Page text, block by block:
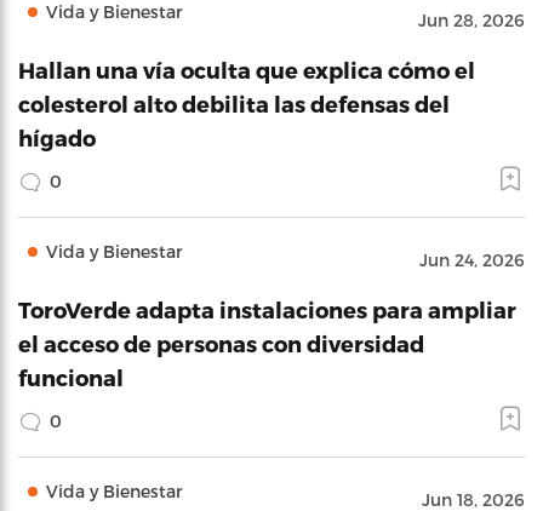
Vida y Bienestar Jun 28, 2026
Hallan una vía oculta que explica cómo el
colesterol alto debilita las defensas del
hígado
0
Vida y Bienestar Jun 24, 2026
ToroVerde adapta instalaciones para ampliar
el acceso de personas con diversidad
funcional
0
Vida y Bienestar Jun 18, 2026